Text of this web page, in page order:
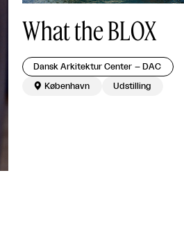
What the BLOX
Dansk Arkitektur Center – DAC
 København Udstilling